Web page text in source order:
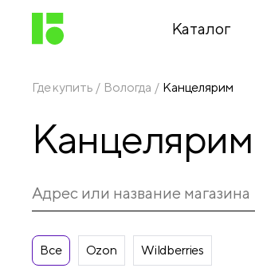
Каталог
принадлежности
Канцелярские
принадлежности
Папки,
Где купить Вологда Канцелярим
Канцелярим
Все Ozon Wildberries